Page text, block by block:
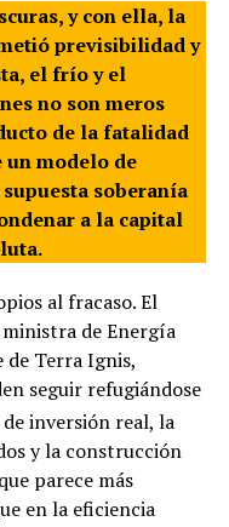
y con ella, la
previsibilidad y
el frío y el
no son meros
de la fatalidad
un modelo de
soberanía
a la capital
al fracaso. El
de Energía
Terra Ignis,
seguir refugiándose
inversión real, la
y la construcción
parece más
en la eficiencia